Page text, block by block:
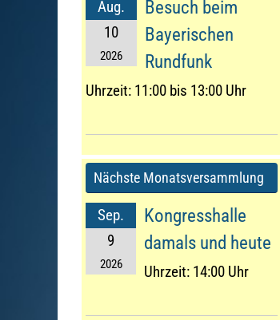
Aug.
10
2026
Besuch beim
Bayerischen
Rundfunk
Uhrzeit: 11:00 bis 13:00 Uhr
Nächste Monatsversammlung
Sep.
9
2026
Kongresshalle
damals und heute
Uhrzeit: 14:00 Uhr